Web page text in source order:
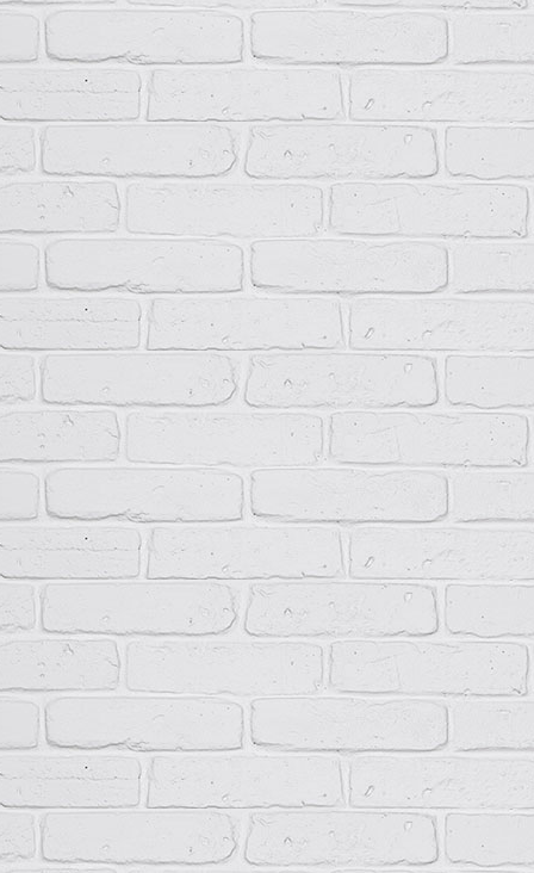
Группа условий эксплуатации в части воздействия
механических факторов внешней среды
М3
Окружающая среда
Рабочее положение
Глубина, мм
Вес, кг 5…150
Срок службы, лет
Формулировка заказа
При заказе ПР11 необходимо указать следующее:
Обозначение НКУ в соответствии с условным обозначением.
При необходимости следует указать технические
При необходимости указать климатическое исполнение и
Пример записи шкафа ПР11 при оформлении заказа
ПР11-3066-31У3 (6хC40А, 6хC32А, 3хВ16А, 9хС6А)
Низковольтное комплектное устройство серии ПР11 навесного
250 А и с 24 выводными однополюсными автоматическими
в шкафу с габаритами 1000х650х300 мм, степенью защиты IP31 и
Комплектность поставки
ПР11-ХХХХ-ХХХХ 1 шт.
Комплект ключей 1 компл.